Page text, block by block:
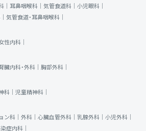
｜ 耳鼻咽喉科｜ 気管食道科｜ 小児眼科｜
気管食道・耳鼻咽喉科｜
性内科｜
臓内科・外科｜ 胸部外科｜
科｜ 児童精神科｜
ン科｜ 外科｜ 心臓血管外科｜ 乳腺外科｜ 小児外科｜
症内科｜